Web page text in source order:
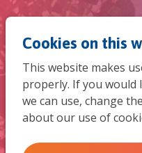
Cookies on this
This website makes
properly. If you would
we can use, change
about our use of
Netwerk